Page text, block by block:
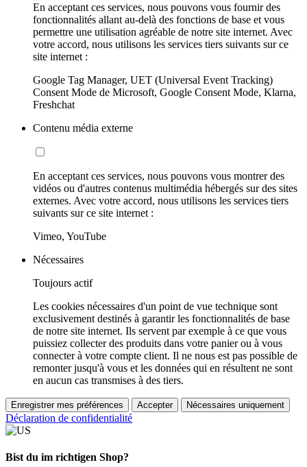
En acceptant ces services, nous pouvons vous fournir des
fonctionnalités allant au-delà des fonctions de base et vous
permettre une utilisation agréable de notre site internet. Avec
votre accord, nous utilisons les services tiers suivants sur ce
site internet :
Google Tag Manager, UET (Universal Event Tracking)
Consent Mode de Microsoft, Google Consent Mode, Klarna,
Freshchat
Contenu média externe
En acceptant ces services, nous pouvons vous montrer des
vidéos ou d'autres contenus multimédia hébergés sur des sites
externes. Avec votre accord, nous utilisons les services tiers
suivants sur ce site internet :
Vimeo, YouTube
Nécessaires
Toujours actif
Les cookies nécessaires d'un point de vue technique sont
exclusivement destinés à garantir les fonctionnalités de base
de notre site internet. Ils servent par exemple à ce que vous
puissiez collecter des produits dans votre panier ou à vous
connecter à votre compte client. Il ne nous est pas possible de
remonter jusqu'à vous et les données qui en résultent ne sont
en aucun cas transmises à des tiers.
Enregistrer mes préférences Accepter Nécessaires uniquement
Déclaration de confidentialité
Bist du im richtigen Shop?